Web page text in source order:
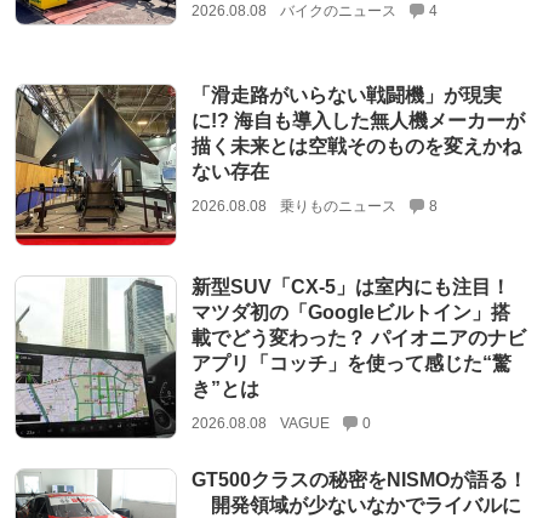
2026.08.08 バイクのニュース 4
「滑走路がいらない戦闘機」が現実
に!? 海自も導入した無人機メーカーが
描く未来とは空戦そのものを変えかね
ない存在
2026.08.08 乗りものニュース 8
新型SUV「CX-5」は室内にも注目！
マツダ初の「Googleビルトイン」搭
載でどう変わった？ パイオニアのナビ
アプリ「コッチ」を使って感じた“驚
き”とは
2026.08.08 VAGUE 0
GT500クラスの秘密をNISMOが語る！
開発領域が少ないなかでライバルに